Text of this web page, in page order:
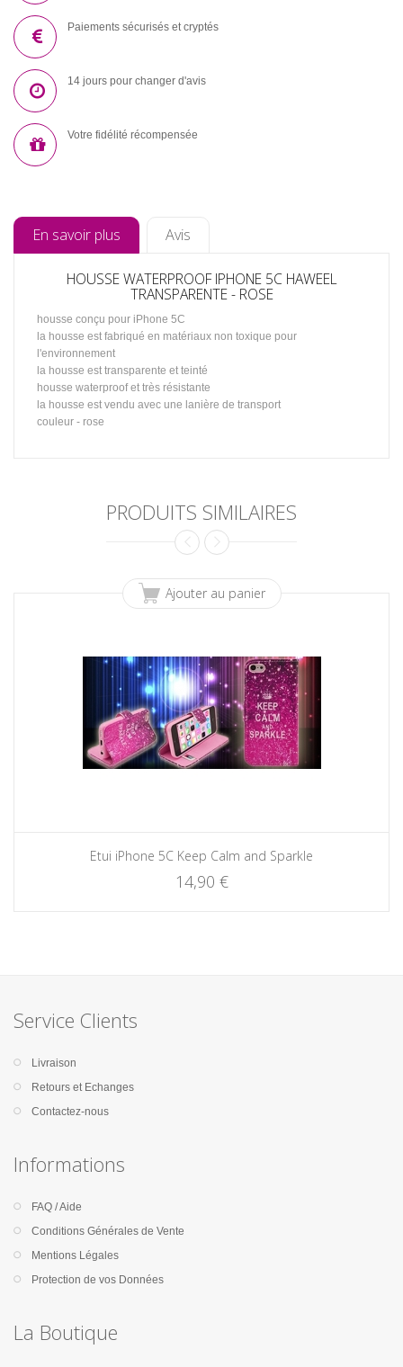
Paiements sécurisés et cryptés
14 jours pour changer d'avis
Votre fidélité récompensée
En savoir plus Avis
HOUSSE WATERPROOF IPHONE 5C HAWEEL
TRANSPARENTE - ROSE
housse conçu pour iPhone 5C
la housse est fabriqué en matériaux non toxique pour
l'environnement
la housse est transparente et teinté
housse waterproof et très résistante
la housse est vendu avec une lanière de transport
couleur - rose
PRODUITS SIMILAIRES
Ajouter au panier
Etui iPhone 5C Keep Calm and Sparkle
14,90 €
Service Clients
Livraison
Retours et Echanges
Contactez-nous
Informations
FAQ / Aide
Conditions Générales de Vente
Mentions Légales
Protection de vos Données
La Boutique